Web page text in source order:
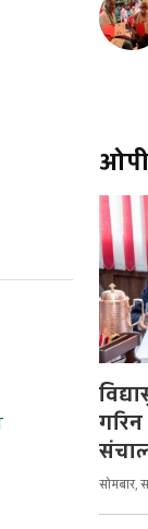
ओपी
गरिन
सोमबार,